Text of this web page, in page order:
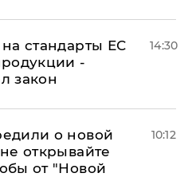
стандарты ЕС
-
закон
14:30
о новой
открывайте
от "Новой
10:12